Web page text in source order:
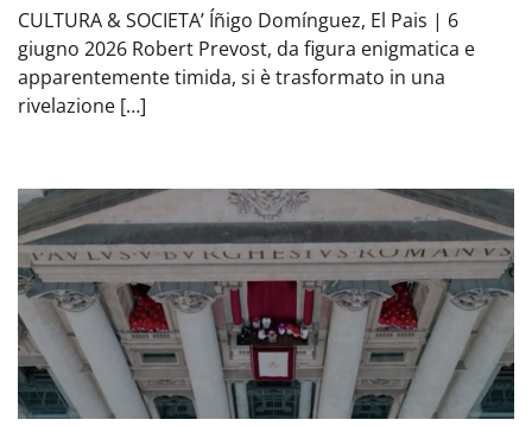
CULTURA & SOCIETA’ Íñigo Domínguez, El Pais | 6
giugno 2026 Robert Prevost, da figura enigmatica e
apparentemente timida, si è trasformato in una
rivelazione […]